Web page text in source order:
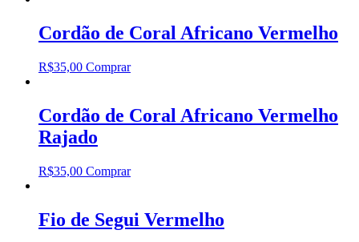
Cordão de Coral Africano Vermelho
R$35,00 Comprar
Cordão de Coral Africano Vermelho
Rajado
R$35,00 Comprar
Fio de Segui Vermelho